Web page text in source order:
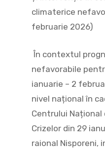
climaterice
februarie 2026)
În contextul
nefavorabile
ianuarie – 2
nivel național în
Centrului Național
Crizelor din 29
raional Nisporeni,